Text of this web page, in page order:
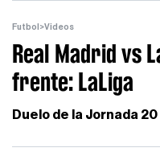
Futbol >Videos
Real Madrid vs
frente: LaLiga
Duelo de la Jornada